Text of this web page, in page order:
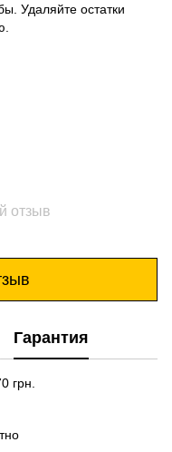
Удаляйте остатки
отзыв
Гарантия
грн.